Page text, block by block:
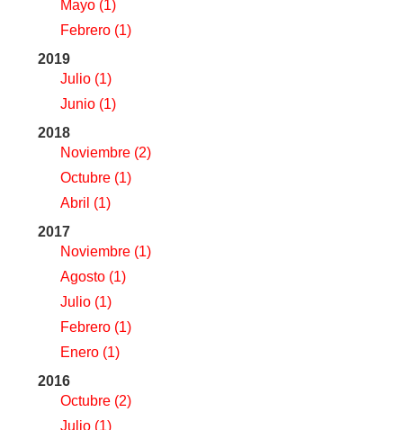
Mayo (1)
Febrero (1)
2019
Julio (1)
Junio (1)
2018
Noviembre (2)
Octubre (1)
Abril (1)
2017
Noviembre (1)
Agosto (1)
Julio (1)
Febrero (1)
Enero (1)
2016
Octubre (2)
Julio (1)